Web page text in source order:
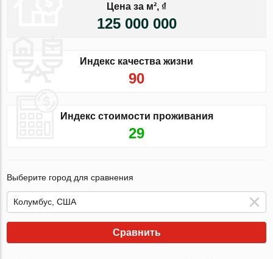
Цена за м², ₫
125 000 000
Индекс качества жизни
90
Индекс стоимости проживания
29
Выберите город для сравнения
Сравнить